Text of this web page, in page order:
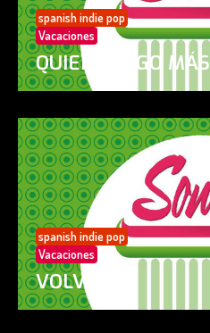
spanish indie pop
Vacaciones
QUIERO ALGO MÁS
spanish indie pop
Vacaciones
VOLVERÁS